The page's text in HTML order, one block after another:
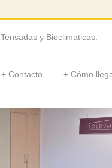
Tensadas y Bioclimaticas.
Contacto. Cómo